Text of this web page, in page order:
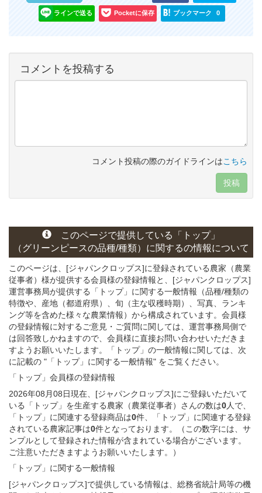
ラインで送る Pocketに保存 ブックマーク 0
コメントを投稿する
コメント投稿の際のガイドラインはこちら
投稿
このページで提供している
「トップ」
（グリーンピースの品種/種類） に関するの情報について
このページは、[ジャパンクロップス]に登録されている農家（農業
従事者）様が提供する会員様の登録情報と、[ジャパンクロップス]
運営事務局が提供する「トップ」 に関する一般情報（品種/種類の
特徴や、産地（都道府県）、旬（主な収穫時期）、写真、ランキ
ング等を含めた様々な農業情報）から構成されています。会員様
の登録情報に対するご意見・ご質問に関しては、運営事務局側で
は回答致しかねますので、会員様に直接お問い合わせいただきま
すようお願いいたします。「トップ」の一般情報に関しては、次
に記載の "「トップ」に関する一般情報" をご覧ください。
「トップ」会員様の登録情報
2026年08月08日現在、[ジャパンクロップス]にご登録いただいて
いる「トップ」を生産する農家（農業従事者）さんの数は0人で、
「トップ」に関連する登録商品は0件、「トップ」に関連する登録
されている農家記事は0件となっております。（この数字には、サ
ンプルとして登録された情報が含まれている場合がございます。
ご注意いただきますようお願いいたします。）
「トップ」に関する一般情報
[ジャパンクロップス]で提供している情報は、総務省統計局等の機